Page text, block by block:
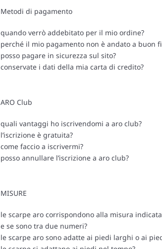
Metodi di pagamento
quando verrò addebitato per il mio ordine?
perché il mio pagamento non è andato a buon
posso pagare in sicurezza sul sito?
conservate i dati della mia carta di credito?
ARO Club
quali vantaggi ho iscrivendomi a aro club?
l’iscrizione è gratuita?
come faccio a iscrivermi?
posso annullare l’iscrizione a aro club?
MISURE
le scarpe aro corrispondono alla misura
e se sono tra due numeri?
le scarpe aro sono adatte ai piedi larghi o ai